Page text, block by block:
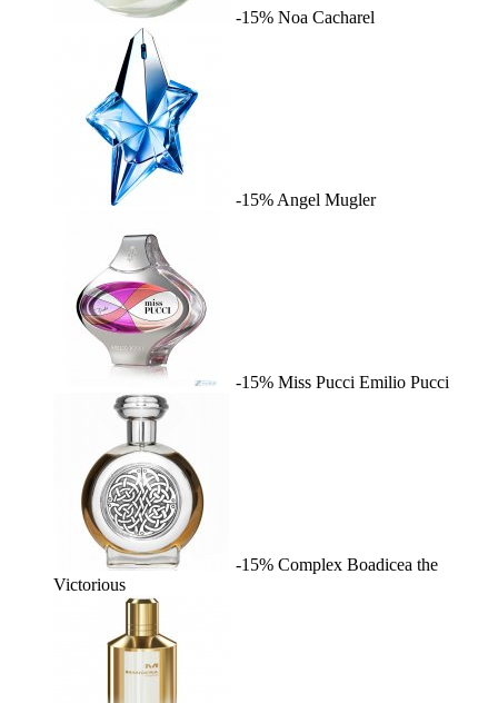
-15% Noa Cacharel
-15% Angel Mugler
-15% Miss Pucci Emilio Pucci
-15% Complex Boadicea the
Victorious